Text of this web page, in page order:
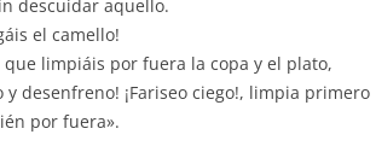
descuidar aquello.
el camello!
que limpiáis por fuera la copa y el plato,
desenfreno! ¡Fariseo ciego!, limpia primero
por fuera».